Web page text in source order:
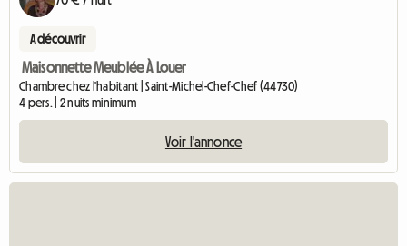
A découvrir
Maisonnette Meublée À Louer
Chambre chez l'habitant | Saint-Michel-Chef-Chef (44730)
4 pers. | 2 nuits minimum
Voir l'annonce